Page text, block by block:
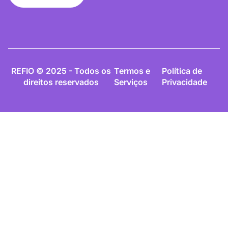
REFIO © 2025 - Todos os
direitos reservados
Termos e
Serviços
Política de
Privacidade